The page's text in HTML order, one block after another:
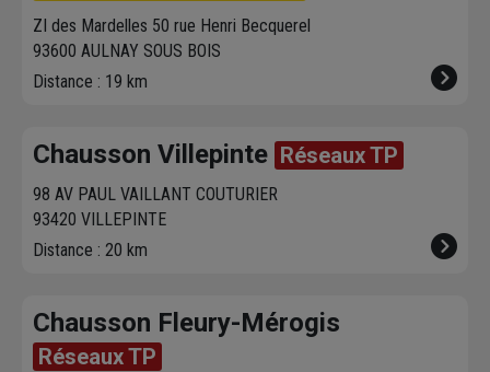
ZI des Mardelles 50 rue Henri Becquerel
93600 AULNAY SOUS BOIS
Distance : 19 km
Chausson Villepinte Réseaux TP
98 AV PAUL VAILLANT COUTURIER
93420 VILLEPINTE
Distance : 20 km
Chausson Fleury-Mérogis
Réseaux TP